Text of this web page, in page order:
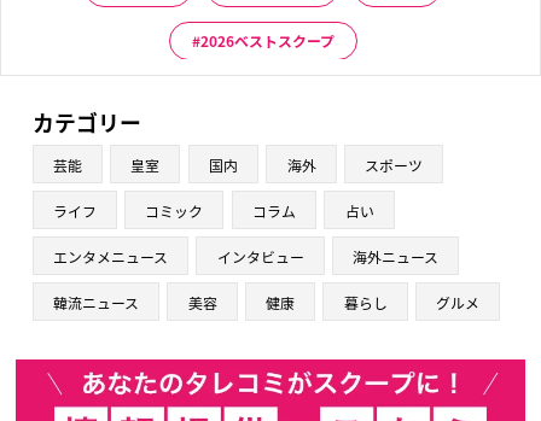
2026ベストスクープ
カテゴリー
芸能 皇室 国内 海外 スポーツ
ライフ コミック コラム 占い
エンタメニュース インタビュー 海外ニュース
韓流ニュース 美容 健康 暮らし グルメ